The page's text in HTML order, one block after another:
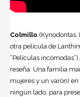
Colmillo (Kynodontas,
otra película de
“Películas
reseña. Una familia
mujeres y un varón)
ningún lado, para